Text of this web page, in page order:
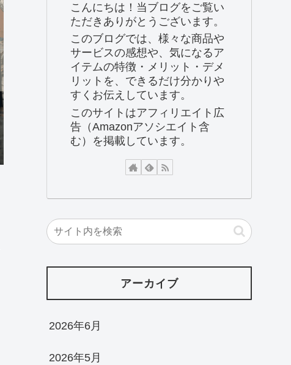
こんにちは！当ブログをご覧い
ただきありがとうございます。
このブログでは、様々な商品や
サービスの感想や、気になるア
イテムの特徴・メリット・デメ
リットを、できるだけ分かりや
すくお伝えしています。
このサイトはアフィリエイト広
告（Amazonアソシエイト含
む）を掲載しています。
アーカイブ
2026年6月
2026年5月